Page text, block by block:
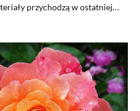
przychodzą w ostatniej…